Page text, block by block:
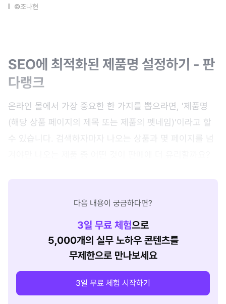
©조나현
SEO에 최적화된 제품명 설정하기 - 판
다랭크
온라인 몰에서 가장 중요한 한 가지를 뽑으라면, '제품명
(해당 상품 페이지의 제목 또는 제품의 펫네임)'이라고 할
수 있습니다. 검색하자마자 나오는 상품과 몇 페이지를 넘
다음 내용이 궁금하다면?
3일 무료 체험으로
5,000개의 실무 노하우 콘텐츠를
무제한으로 만나보세요
3일 무료 체험 시작하기